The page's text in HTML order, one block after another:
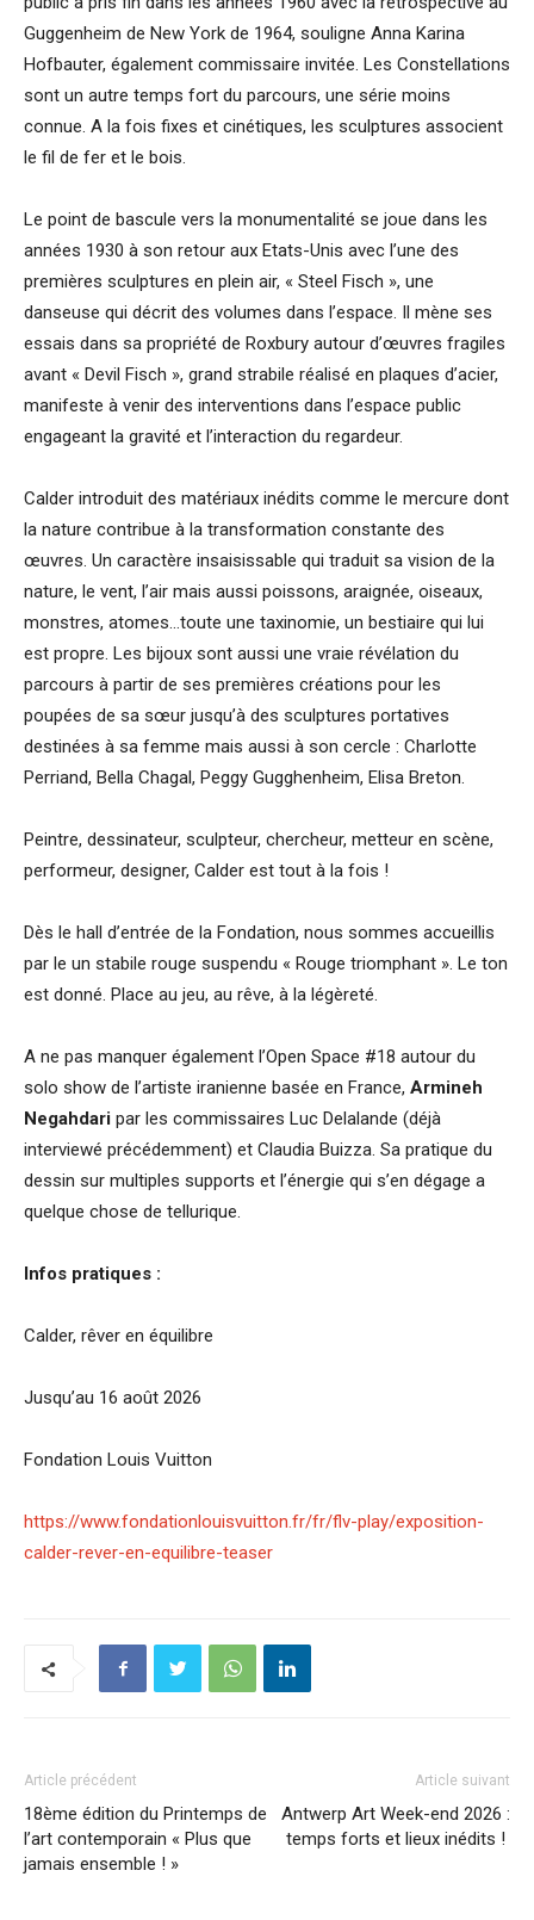
Guggenheim de New York de 1964, souligne Anna Karina
Hofbauter, également commissaire invitée. Les Constellations
sont un autre temps fort du parcours, une série moins
connue. A la fois fixes et cinétiques, les sculptures associent
le fil de fer et le bois.
Le point de bascule vers la monumentalité se joue dans les
années 1930 à son retour aux Etats-Unis avec l’une des
premières sculptures en plein air, « Steel Fisch », une
danseuse qui décrit des volumes dans l’espace. Il mène ses
essais dans sa propriété de Roxbury autour d’œuvres fragiles
avant « Devil Fisch », grand strabile réalisé en plaques d’acier,
manifeste à venir des interventions dans l’espace public
engageant la gravité et l’interaction du regardeur.
Calder introduit des matériaux inédits comme le mercure dont
la nature contribue à la transformation constante des
œuvres. Un caractère insaisissable qui traduit sa vision de la
nature, le vent, l’air mais aussi poissons, araignée, oiseaux,
monstres, atomes…toute une taxinomie, un bestiaire qui lui
est propre. Les bijoux sont aussi une vraie révélation du
parcours à partir de ses premières créations pour les
poupées de sa sœur jusqu’à des sculptures portatives
destinées à sa femme mais aussi à son cercle : Charlotte
Perriand, Bella Chagal, Peggy Gugghenheim, Elisa Breton.
Peintre, dessinateur, sculpteur, chercheur, metteur en scène,
performeur, designer, Calder est tout à la fois !
Dès le hall d’entrée de la Fondation, nous sommes accueillis
par le un stabile rouge suspendu « Rouge triomphant ». Le ton
est donné. Place au jeu, au rêve, à la légèreté.
A ne pas manquer également l’Open Space #18 autour du
solo show de l’artiste iranienne basée en France, Armineh
Negahdari par les commissaires Luc Delalande (déjà
interviewé précédemment) et Claudia Buizza. Sa pratique du
dessin sur multiples supports et l’énergie qui s’en dégage a
quelque chose de tellurique.
Infos pratiques :
Calder, rêver en équilibre
Jusqu’au 16 août 2026
Fondation Louis Vuitton
https://www.fondationlouisvuitton.fr/fr/flv-play/exposition-
calder-rever-en-equilibre-teaser
Article précédent
18ème édition du Printemps de
l’art contemporain « Plus que
jamais ensemble ! »
Article suivant
Antwerp Art Week-end 2026 :
temps forts et lieux inédits !